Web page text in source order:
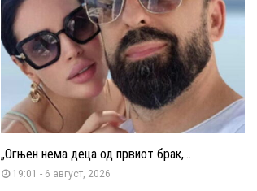
„Огњен нема деца од првиот брак,...
19:01 - 6 август, 2026